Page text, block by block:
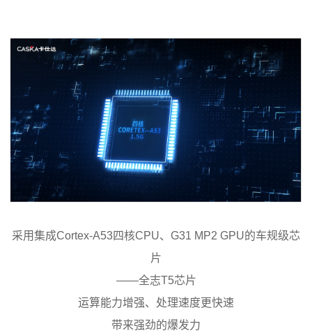
采用集成Cortex-A53四核CPU、G31 MP2 GPU的车规级芯
片
——全志T5芯片
运算能力增强、处理速度更快速
带来强劲的爆发力